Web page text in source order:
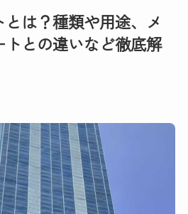
は？種類や用途、メ
トとの違いなど徹底解